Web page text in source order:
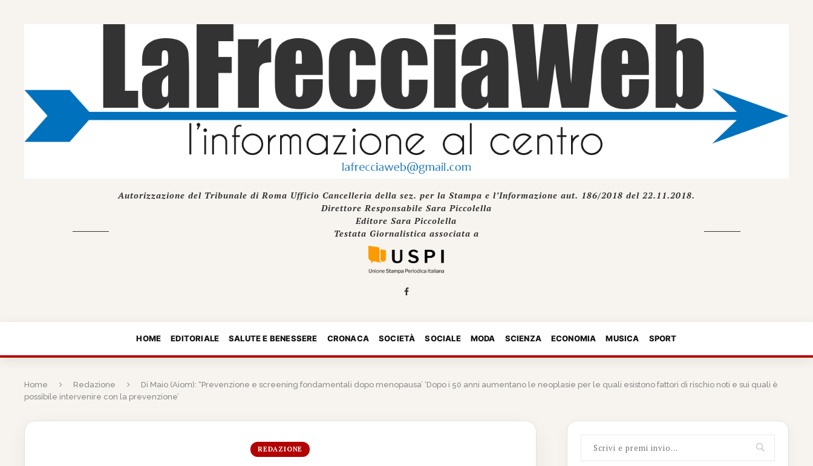
Autorizzazione del Tribunale di Roma Ufficio Cancelleria della sez. per la Stampa e l’Informazione aut. 186/2018 del 22.11.2018.
Direttore Responsabile Sara Piccolella
Editore Sara Piccolella
Testata Giornalistica associata a
HOME EDITORIALE SALUTE E BENESSERE CRONACA SOCIETÀ SOCIALE MODA SCIENZA ECONOMIA MUSICA SPORT
Home Redazione
Di Maio (Aiom): “Prevenzione e screening fondamentali dopo menopausa’ ‘Dopo i 50 anni aumentano le neoplasie per le quali esistono fattori di rischio noti e sui quali è
possibile intervenire con la prevenzione’
REDAZIONE